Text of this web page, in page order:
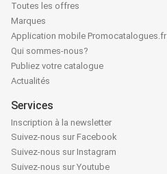
Toutes les offres
Marques
Application mobile Promocatalogues.fr
Qui sommes-nous?
Publiez votre catalogue
Actualités
Services
Inscription à la newsletter
Suivez-nous sur Facebook
Suivez-nous sur Instagram
Suivez-nous sur Youtube